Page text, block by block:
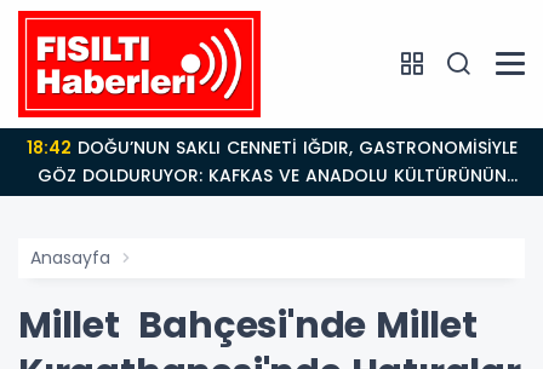
18:42
GÖZ DOLDURUYOR: KAFKAS VE ANADOLU KÜLTÜRÜNÜN
BULUŞMA NOKTASI
Anasayfa
Millet Bahçesi'nde Millet